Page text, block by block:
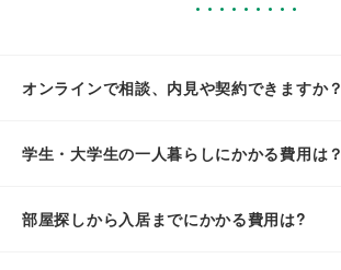
オンラインで相談、内見や契約できますか？
学生・大学生の一人暮らしにかかる費用は？
部屋探しから入居までにかかる費用は?